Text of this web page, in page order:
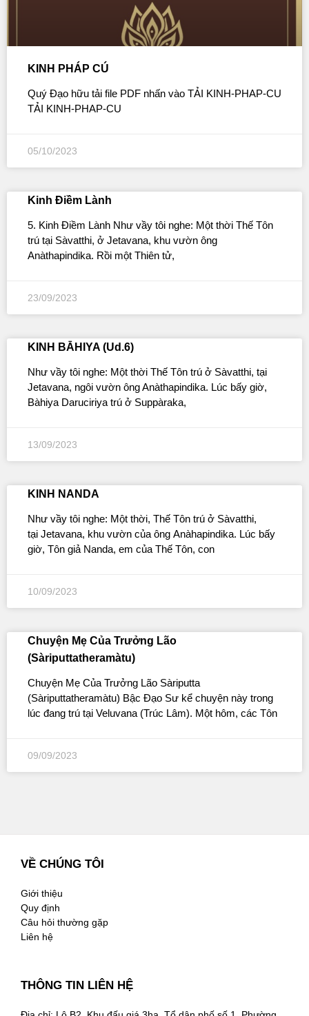
KINH PHÁP CÚ
Quý Đạo hữu tải file PDF nhấn vào TẢI KINH-PHAP-CU
TẢI KINH-PHAP-CU
05/10/2023
Kinh Điềm Lành
5. Kinh Ðiềm Lành Như vầy tôi nghe: Một thời Thế Tôn
trú tại Sàvatthi, ở Jetavana, khu vườn ông
Anàthapindika. Rồi một Thiên tử,
23/09/2023
KINH BĀHIYA (Ud.6)
Như vầy tôi nghe: Một thời Thế Tôn trú ở Sàvatthi, tại
Jetavana, ngôi vườn ông Anàthapindika. Lúc bấy giờ,
Bàhiya Daruciriya trú ở Suppàraka,
13/09/2023
KINH NANDA
Như vầy tôi nghe: Một thời, Thế Tôn trú ở Sàvatthi,
tại Jetavana, khu vườn của ông Anàhapindika. Lúc bấy
giờ, Tôn giả Nanda, em của Thế Tôn, con
10/09/2023
Chuyện Mẹ Của Trưởng Lão
(Sàriputtatheramàtu)
Chuyện Mẹ Của Trưởng Lão Sàriputta
(Sàriputtatheramàtu) Bậc Ðạo Sư kể chuyện này trong
lúc đang trú tại Veluvana (Trúc Lâm). Một hôm, các Tôn
09/09/2023
VỀ CHÚNG TÔI
Giới thiệu
Quy định
Câu hỏi thường gặp
Liên hệ
THÔNG TIN LIÊN HỆ